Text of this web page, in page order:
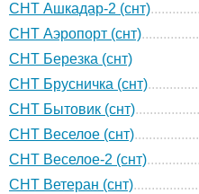
СНТ Ашкадар-2 (снт)
СНТ Аэропорт (снт)
СНТ Березка (снт)
СНТ Брусничка (снт)
СНТ Бытовик (снт)
СНТ Веселое (снт)
СНТ Веселое-2 (снт)
СНТ Ветеран (снт)